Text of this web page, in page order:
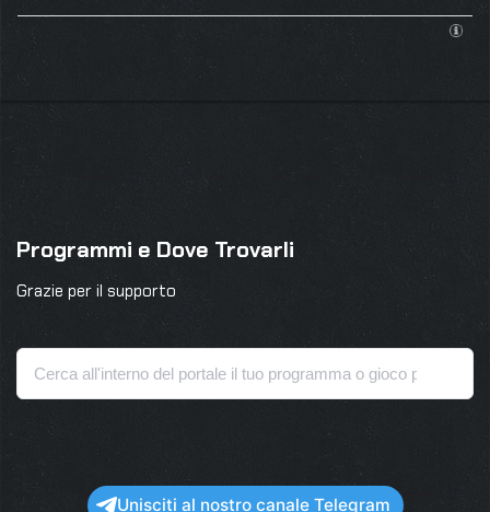
Programmi e Dove Trovarli
Grazie per il supporto
Unisciti al nostro canale Telegram